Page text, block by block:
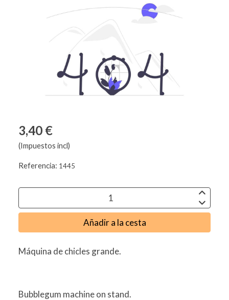
3,40 €
(Impuestos incl)
Referencia: 1445
Añadir a la cesta
Máquina de chicles grande.
Bubblegum machine on stand.